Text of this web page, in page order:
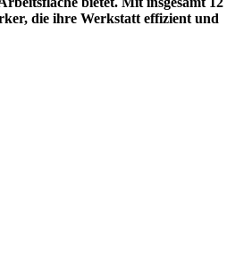
die ihre Werkstatt effizient und